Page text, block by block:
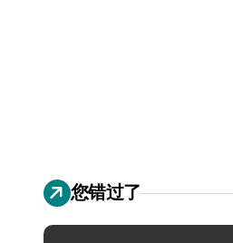
您错过了